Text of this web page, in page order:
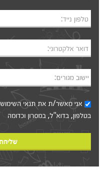
טלפון נייד:
דואר אלקטרוני:
יישוב מגורים:
אני מאשר/ת אתתנאי השימוש
בטלפון, בדוא"ל, במסרון וכדומה‎‎